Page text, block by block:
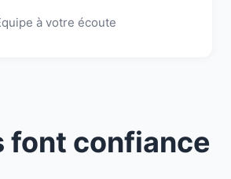
à votre écoute
font confiance